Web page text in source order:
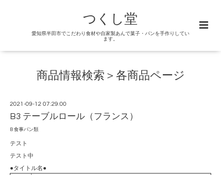
つくし堂
愛知県半田市でこだわり食材や自家製あんで菓子・パンを手作りしてい
ます。
商品情報検索＞各商品ページ
2021-09-12 07:29:00
B3 テーブルロール（フランス）
B 食事パン類
テスト
テスト中
●タイトル名●